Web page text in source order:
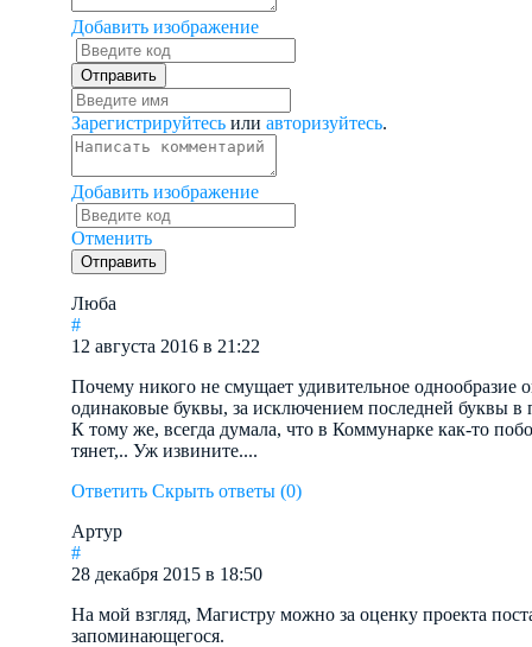
Добавить изображение
Зарегистрируйтесь или авторизуйтесь.
Добавить изображение
Отменить
Люба
#
12 августа 2016 в 21:22
Почему никого не смущает удивительное однообразие
одинаковые буквы, за исключением последней буквы в
К тому же, всегда думала, что в Коммунарке как-то
тянет,.. Уж извините....
Ответить Скрыть ответы (0)
Артур
#
28 декабря 2015 в 18:50
На мой взгляд, Магистру можно за оценку проекта
запоминающегося.